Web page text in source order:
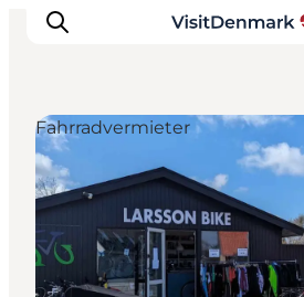
Inspiration
Regionen
Erlebnisse
Unterkünfte
Fahrradvermieter